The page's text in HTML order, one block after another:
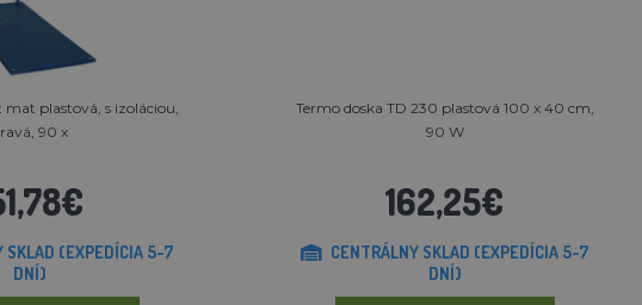
mat plastová, s izoláciou,
90 x
SKLAD (EXPEDÍCIA 5-7
DNÍ)
Termo doska TD 230 plastová 100 x 40 cm,
90 W
162,25€
CENTRÁLNY SKLAD (EXPEDÍCIA 5-7
DNÍ)